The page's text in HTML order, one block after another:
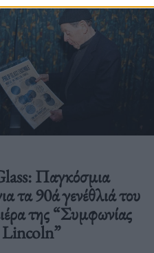
Παγκόσμια
τα 90ά γενέθλιά του
της “Συμφωνίας